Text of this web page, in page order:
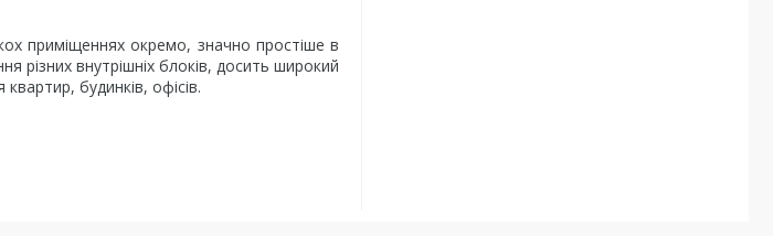
приміщеннях окремо, значно простіше в
різних внутрішніх блоків, досить широкий
будинків, офісів.